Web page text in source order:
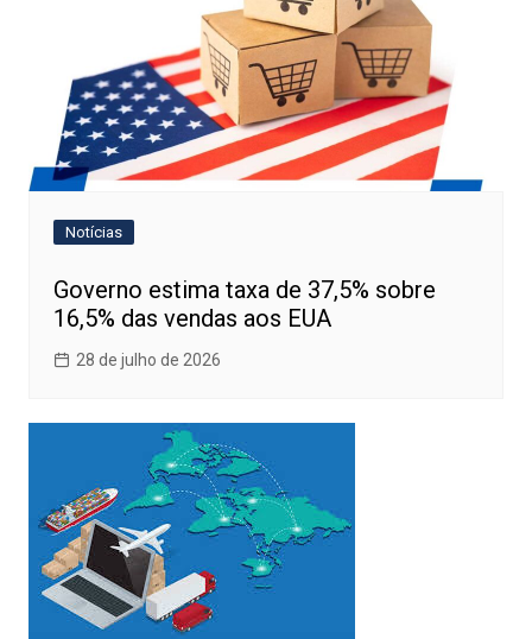
Notícias
Governo estima taxa de 37,5% sobre
16,5% das vendas aos EUA
28 de julho de 2026